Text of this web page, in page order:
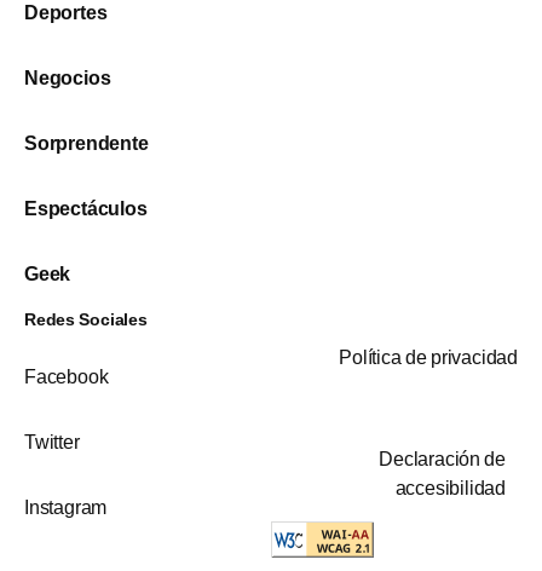
Deportes
Negocios
Sorprendente
Espectáculos
Geek
Redes Sociales
Facebook
Twitter
Instagram
Política de privacidad
Declaración de
accesibilidad